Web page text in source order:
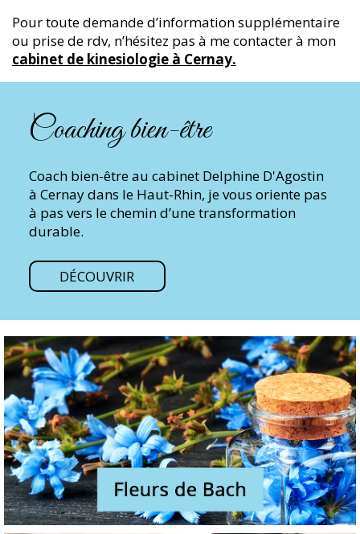
Pour toute demande d’information supplémentaire
ou prise de rdv, n’hésitez pas à me contacter à mon
cabinet de kinesiologie à Cernay.
Coaching bien-être
Coach bien-être au cabinet Delphine D'Agostin
à Cernay dans le Haut-Rhin, je vous oriente pas
à pas vers le chemin d’une transformation
durable.
DÉCOUVRIR